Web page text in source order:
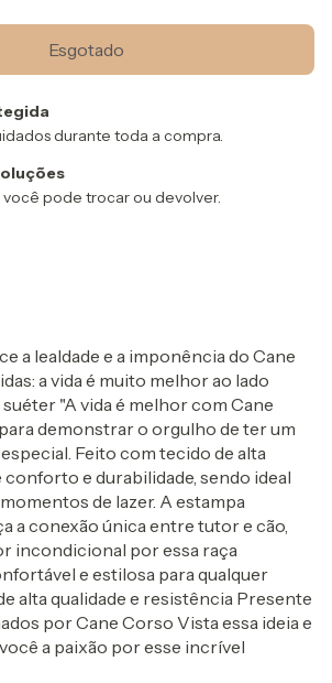
durante toda a compra.
você pode trocar ou devolver.
a lealdade e a imponência do Cane
a vida é muito melhor ao lado
"A vida é melhor com Cane
demonstrar o orgulho de ter um
Feito com tecido de alta
conforto e durabilidade, sendo ideal
de lazer. A estampa
a conexão única entre tutor e cão,
incondicional por essa raça
e estilosa para qualquer
alta qualidade e resistência Presente
por Cane Corso Vista essa ideia e
a paixão por esse incrível